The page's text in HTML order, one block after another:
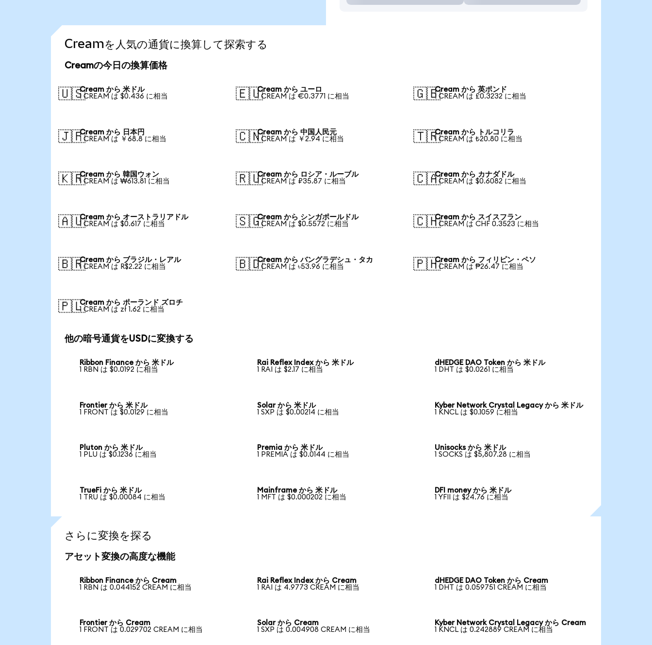
Creamを人気の通貨に換算して探索する
Creamの今日の換算価格
🇺🇸Cream から 米ドル
1 CREAM は $0.436 に相当
🇪🇺Cream から ユーロ
1 CREAM は €0.3771 に相当
🇬🇧Cream から 英ポンド
1 CREAM は £0.3232 に相当
🇯🇵Cream から 日本円
1 CREAM は ￥68.8 に相当
🇨🇳Cream から 中国人民元
1 CREAM は ￥2.94 に相当
🇹🇷Cream から トルコリラ
1 CREAM は ₺20.80 に相当
🇰🇷Cream から 韓国ウォン
1 CREAM は ₩613.81 に相当
🇷🇺Cream から ロシア・ルーブル
1 CREAM は ₽35.87 に相当
🇨🇦Cream から カナダドル
1 CREAM は $0.6082 に相当
🇦🇺Cream から オーストラリアドル
1 CREAM は $0.617 に相当
🇸🇬Cream から シンガポールドル
1 CREAM は $0.5572 に相当
🇨🇭Cream から スイスフラン
1 CREAM は CHF 0.3523 に相当
🇧🇷Cream から ブラジル・レアル
1 CREAM は R$2.22 に相当
🇧🇩Cream から バングラデシュ・タカ
1 CREAM は ৳53.96 に相当
🇵🇭Cream から フィリピン・ペソ
1 CREAM は ₱26.47 に相当
🇵🇱Cream から ポーランド ズロチ
1 CREAM は zł 1.62 に相当
他の暗号通貨をUSDに変換する
Ribbon Finance から 米ドル
1 RBN は $0.0192 に相当
Rai Reflex Index から 米ドル
1 RAI は $2.17 に相当
dHEDGE DAO Token から 米ドル
1 DHT は $0.0261 に相当
Frontier から 米ドル
1 FRONT は $0.0129 に相当
Solar から 米ドル
1 SXP は $0.00214 に相当
Kyber Network Crystal Legacy から 米ドル
1 KNCL は $0.1059 に相当
Pluton から 米ドル
1 PLU は $0.1236 に相当
Premia から 米ドル
1 PREMIA は $0.0144 に相当
Unisocks から 米ドル
1 SOCKS は $5,807.28 に相当
TrueFi から 米ドル
1 TRU は $0.00084 に相当
Mainframe から 米ドル
1 MFT は $0.000202 に相当
DFI money から 米ドル
1 YFII は $24.76 に相当
さらに変換を探る
アセット変換の高度な機能
Ribbon Finance から Cream
1 RBN は 0.044152 CREAM に相当
Rai Reflex Index から Cream
1 RAI は 4.9773 CREAM に相当
dHEDGE DAO Token から Cream
1 DHT は 0.059751 CREAM に相当
Frontier から Cream
1 FRONT は 0.029702 CREAM に相当
Solar から Cream
1 SXP は 0.004908 CREAM に相当
Kyber Network Crystal Legacy から Cream
1 KNCL は 0.242889 CREAM に相当